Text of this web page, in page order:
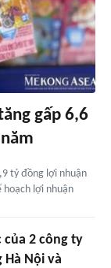
gấp 6,6
tỷ đồng lợi nhuận
hoạch lợi nhuận
của 2 công ty
Nội và